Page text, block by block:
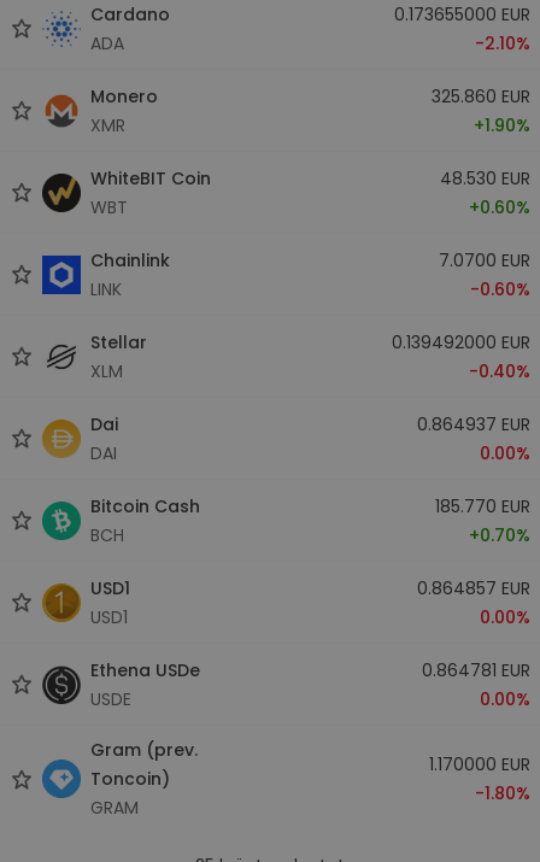
Cardano
ADA
0.173655000 EUR
-2.10%
Monero
XMR
325.860 EUR
+1.90%
WhiteBIT Coin
WBT
48.530 EUR
+0.60%
Chainlink
LINK
7.0700 EUR
-0.60%
Stellar
XLM
0.139492000 EUR
-0.40%
Dai
DAI
0.864937 EUR
0.00%
Bitcoin Cash
BCH
185.770 EUR
+0.70%
USD1
USD1
0.864857 EUR
0.00%
Ethena USDe
USDE
0.864781 EUR
0.00%
Gram (prev.
Toncoin)
GRAM
1.170000 EUR
-1.80%